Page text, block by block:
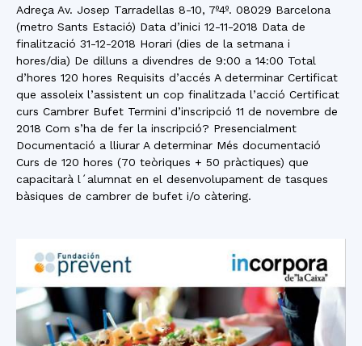
Maresme
Adreça Av. Josep Tarradellas 8-10, 7º4º. 08029 Barcelona
(metro Sants Estació) Data d’inici 12-11-2018 Data de
finalització 31-12-2018 Horari (dies de la setmana i
hores/dia) De dilluns a divendres de 9:00 a 14:00 Total
d’hores 120 hores Requisits d’accés A determinar Certificat
que assoleix l’assistent un cop finalitzada l’acció Certificat
curs Cambrer Bufet Termini d’inscripció 11 de novembre de
2018 Com s’ha de fer la inscripció? Presencialment
Documentació a lliurar A determinar Més documentació
Curs de 120 hores (70 teòriques + 50 pràctiques) que
capacitarà l´alumnat en el desenvolupament de tasques
bàsiques de cambrer de bufet i/o càtering.